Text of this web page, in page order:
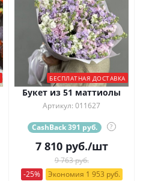
БЕСПЛАТНАЯ ДОСТАВКА
Букет из 51 маттиолы
Артикул: 011627
CashBack 391 руб. ?
7 810руб./шт
9 763 руб.
-25%
Экономия 1 953 руб.